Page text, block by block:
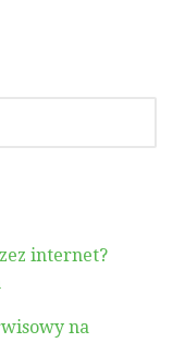
internet?
na